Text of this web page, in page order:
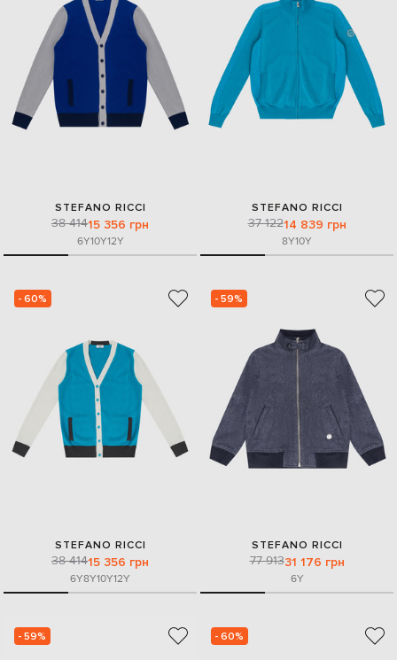
STEFANO RICCI
38 41415 356 грн
6Y10Y12Y
STEFANO RICCI
37 12214 839 грн
8Y10Y
- 60%
STEFANO RICCI
38 41415 356 грн
6Y8Y10Y12Y
- 59%
STEFANO RICCI
77 91331 176 грн
6Y
- 59% - 60%